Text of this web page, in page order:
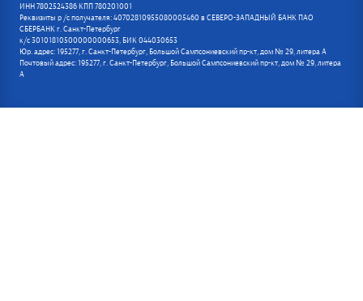
ИНН 7802524386 КПП 780201001
Реквизиты р /с получателя: 40702810955080005460 в СЕВЕРО-ЗАПАДНЫЙ БАНК ПАО
СБЕРБАНК г. Санкт-Петербург
к/с 30101810500000000653, БИК 044030653
Юр. адрес: 195277, г. Санкт-Петербург, Большой Сампсониевский пр-кт, дом № 29, литера А
Почтовый адрес: 195277, г. Санкт-Петербург, Большой Сампсониевский пр-кт, дом № 29, литера
А